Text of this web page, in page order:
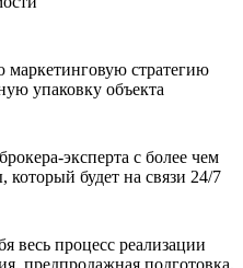
маркетинговую стратегию
упаковку объекта
эксперта с более чем
будет на связи 24/7
весь процесс реализации
предпродажная подготовка,